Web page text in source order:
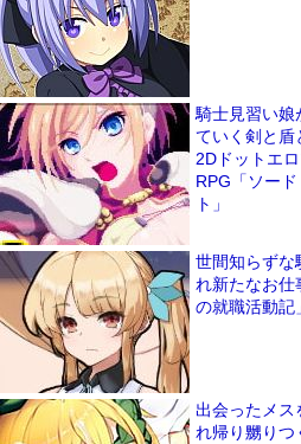
騎士見習い娘
ていく剣と盾
2Dドットエ
RPG「ソー
ト」
世間知らずな
れ新たなお仕
の就職活動記」
出会ったメ
れ帰り嬲り